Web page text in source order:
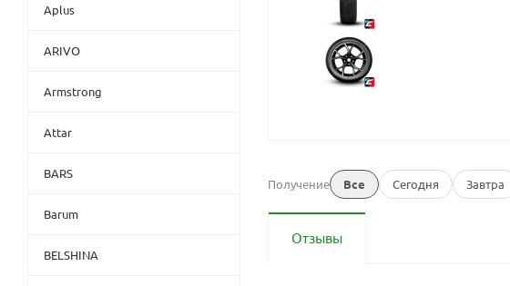
Получение Все Сегодня Завтра
Отзывы
Aplus
ARIVO
Armstrong
Attar
BARS
Barum
BELSHINA